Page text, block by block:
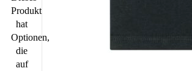
Produkt
hat
Optionen,
die
auf